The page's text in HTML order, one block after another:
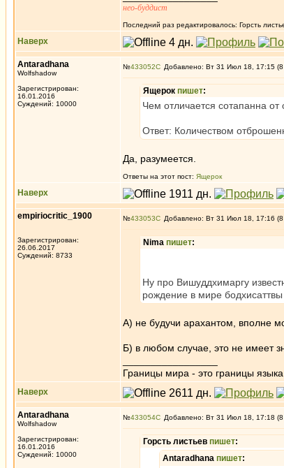
нео-буддист
Последний раз редактировалось: Горсть
Наверх
Antaradhana
Wolfshadow
Зарегистрирован:
16.01.2016
Суждений: 10000
№433052 Добавлено: Вт 31 Июл 18, 17:15 (8
Ящерок пишет:
Чем отличается сотапанна
Ответ: Количеством
Да, разумеется.
Ответы на этот пост: Ящерок
Наверх
empiriocritic_1900
Зарегистрирован:
26.06.2017
Суждений: 8733
№433053 Добавлено: Вт 31 Июл 18, 17:16 (8
Nima пишет:
Ну про Вишуддхимаргу
рождение в мире
А) не будучи арахантом, вполне
Б) в любом случае, это не имеет
Границы мира - это границы языка
Наверх
Antaradhana
Wolfshadow
Зарегистрирован:
16.01.2016
Суждений: 10000
№433054 Добавлено: Вт 31 Июл 18, 17:18 (8
Горсть листьев пишет:
Antaradhana пишет: